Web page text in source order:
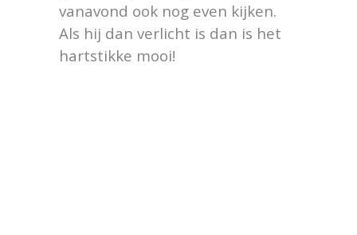
vanavond ook nog even kijken.
Als hij dan verlicht is dan is het
hartstikke mooi!